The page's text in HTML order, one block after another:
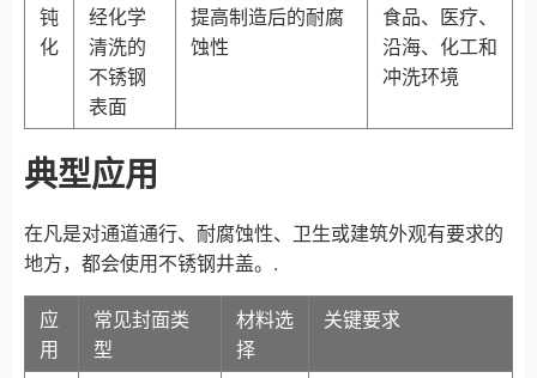
钝
化
经化学
清洗的
不锈钢
表面
提高制造后的耐腐
蚀性
食品、医疗、
沿海、化工和
冲洗环境
典型应用
在凡是对通道通行、耐腐蚀性、卫生或建筑外观有要求的
地方，都会使用不锈钢井盖。.
应
用
常见封面类
型
材料选
择
关键要求